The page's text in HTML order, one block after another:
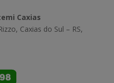
Caxias
Caxias do Sul – RS,